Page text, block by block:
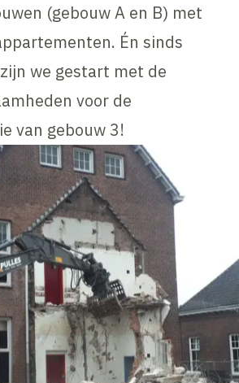
(gebouw A en B) met
Én sinds
we gestart met de
voor de
van gebouw 3!